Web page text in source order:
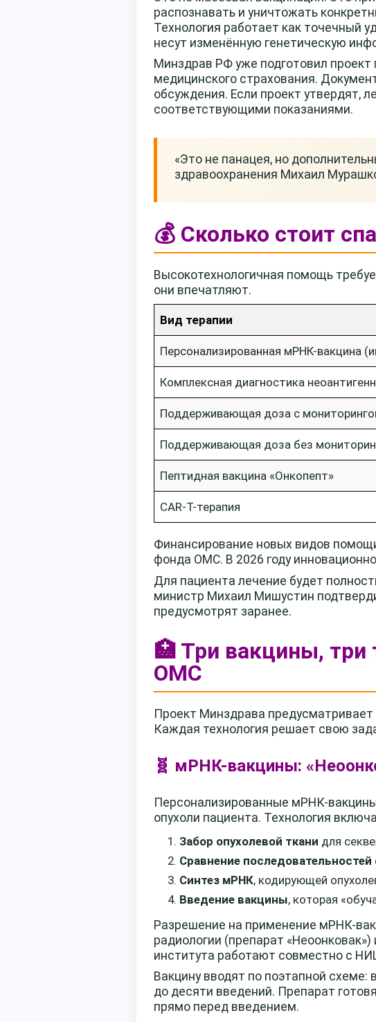
распознавать и уничтожать
Технология работает как точечный
несут изменённую генетическую
Минздрав РФ уже подготовил проект
медицинского страхования.
обсуждения. Если проект утвердят,
соответствующими показаниями.
«Это не панацея, но
здравоохранения Михаил
💰 Сколько стоит
Высокотехнологичная помощь
они впечатляют.
Вид терапии
Персонализированная мРНК-вакцина
Комплексная диагностика
Поддерживающая доза с
Поддерживающая доза без
Пептидная вакцина «Онкопепт»
CAR-T-терапия
Финансирование новых видов
фонда ОМС. В 2026 году
Для пациента лечение будет
министр Михаил Мишустин
предусмотрят заранее.
🏥 Три вакцины, три
ОМС
Проект Минздрава
Каждая технология решает свою
🧬 мРНК-вакцины:
Персонализированные мРНК-
опухоли пациента. Технология
Забор опухолевой ткани для
Сравнение последовательностей
Синтез мРНК, кодирующей
Введение вакцины, которая
Разрешение на применение мРНК-
радиологии (препарат
института работают совместно с
Вакцину вводят по поэтапной схеме:
до десяти введений. Препарат
прямо перед введением.